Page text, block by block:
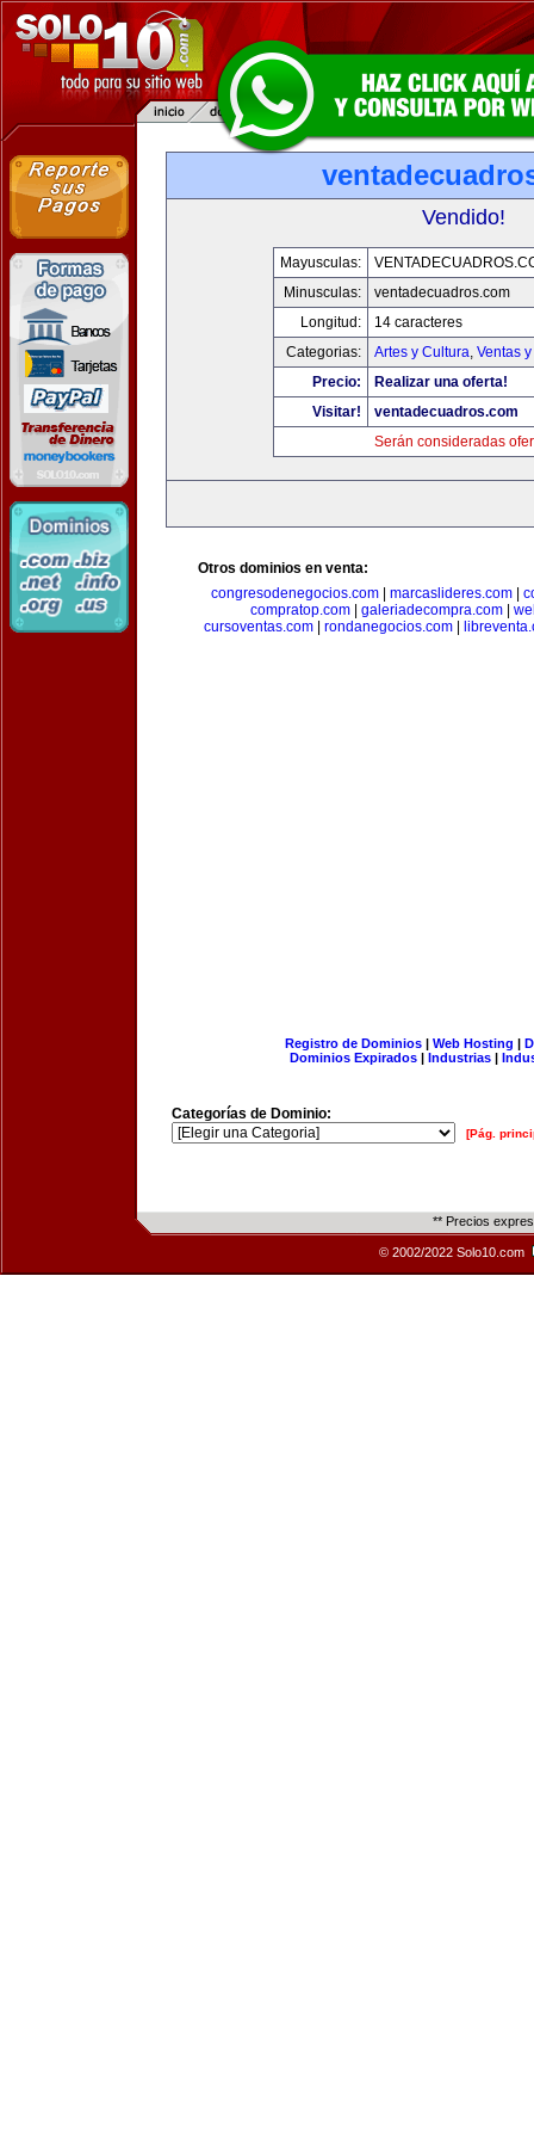
Vendido!
Mayusculas:
Minusculas:
ventadecuadros.com
Longitud:
14 caracteres
Categorias:
Artes y Cultura, Ventas
Precio:
Realizar una oferta!
Visitar!
ventadecuadros.com
Serán consideradas
Otros dominios en venta:
congresodenegocios.com| marcaslideres.com|
compratop.com| galeriadecompra.com|
cursoventas.com
rondanegocios.com
Registro de Dominios| Web Hosting |
Dominios Expirados | Industrias |
Categorías de Dominio:
[Pág.
** Precios
© 2002/2022 Solo10.com